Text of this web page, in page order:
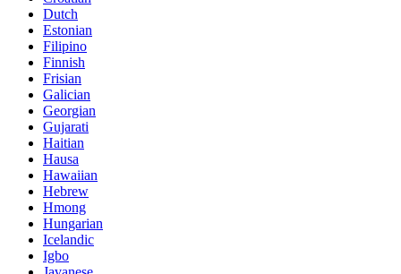
Dutch
Estonian
Filipino
Finnish
Frisian
Galician
Georgian
Gujarati
Haitian
Hausa
Hawaiian
Hebrew
Hmong
Hungarian
Icelandic
Igbo